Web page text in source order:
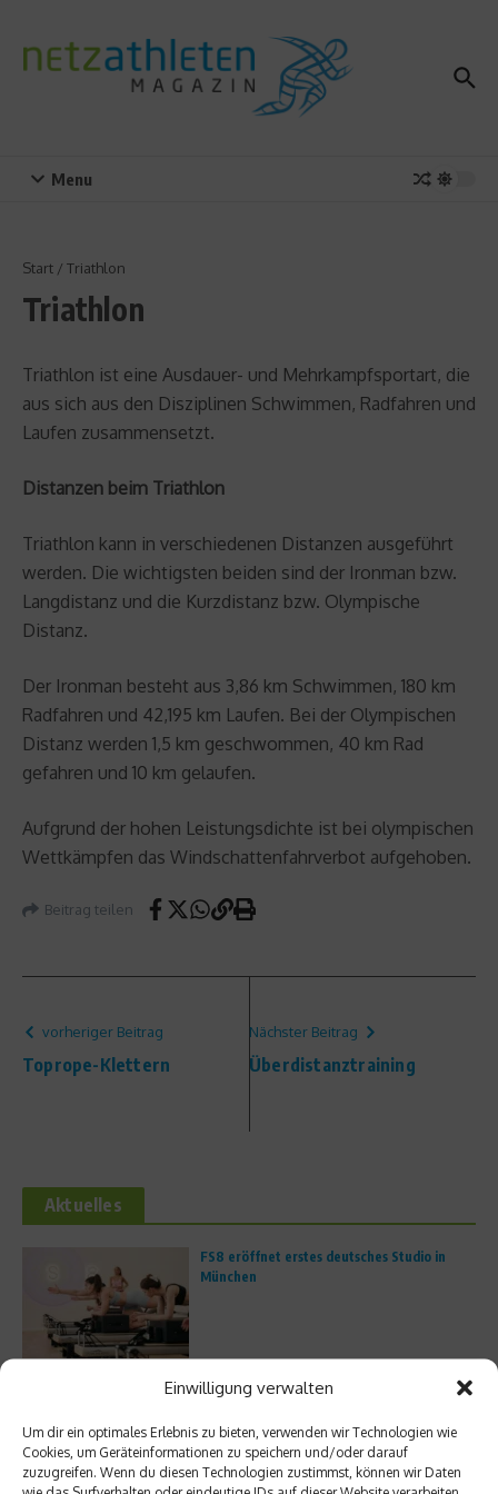
Einwilligung verwalten
Um dir ein optimales Erlebnis zu bieten, verwenden wir Technologien wie
Cookies, um Geräteinformationen zu speichern und/oder darauf
zuzugreifen. Wenn du diesen Technologien zustimmst, können wir Daten
Menu
Start / Triathlon
Triathlon
Triathlon ist eine Ausdauer- und Mehrkampfsportart, die
aus sich aus den Disziplinen Schwimmen, Radfahren und
Laufen zusammensetzt.
Distanzen beim Triathlon
Triathlon kann in verschiedenen Distanzen ausgeführt
werden. Die wichtigsten beiden sind der Ironman bzw.
Langdistanz und die Kurzdistanz bzw. Olympische
Distanz.
Der Ironman besteht aus 3,86 km Schwimmen, 180 km
Radfahren und 42,195 km Laufen. Bei der Olympischen
Distanz werden 1,5 km geschwommen, 40 km Rad
gefahren und 10 km gelaufen.
Aufgrund der hohen Leistungsdichte ist bei olympischen
Wettkämpfen das Windschattenfahrverbot aufgehoben.
Beitrag teilen
vorheriger Beitrag
Toprope-Klettern
Nächster Beitrag
Überdistanztraining
Aktuelles
FS8 eröffnet erstes deutsches Studio in
München
Unterwegs im Atlantic Ridge Preserve State